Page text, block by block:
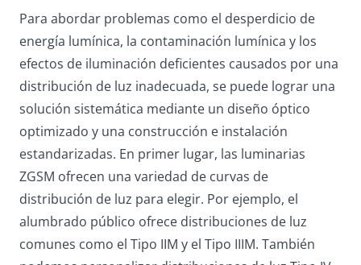
Para abordar problemas como el desperdicio de
energía lumínica, la contaminación lumínica y los
efectos de iluminación deficientes causados ​​por una
distribución de luz inadecuada, se puede lograr una
solución sistemática mediante un diseño óptico
optimizado y una construcción e instalación
estandarizadas. En primer lugar, las luminarias
ZGSM ofrecen una variedad de curvas de
distribución de luz para elegir. Por ejemplo, el
alumbrado público ofrece distribuciones de luz
comunes como el Tipo IIM y el Tipo IIIM. También